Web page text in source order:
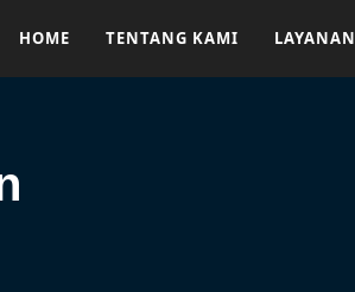
HOME TENTANG KAMI LAYANAN